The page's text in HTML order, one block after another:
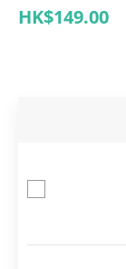
HK$149.00